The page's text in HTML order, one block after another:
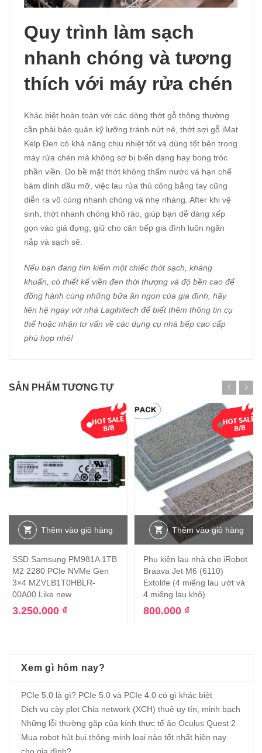
Quy trình làm sạch
nhanh chóng và tương
thích với máy rửa chén
Khác biệt hoàn toàn với các dòng thớt gỗ thông thường
cần phải bảo quản kỹ lưỡng tránh nứt nẻ, thớt sợi gỗ iMat
Kelp Đen có khả năng chịu nhiệt tốt và dùng tốt bên trong
máy rửa chén mà không sợ bị biến dạng hay bong tróc
phần viền. Do bề mặt thớt không thấm nước và hạn chế
bám dính dầu mỡ, việc lau rửa thủ công bằng tay cũng
diễn ra vô cùng nhanh chóng và nhẹ nhàng. After khi vệ
sinh, thớt nhanh chóng khô ráo, giúp bạn dễ dàng xếp
gọn vào giá đựng, giữ cho căn bếp gia đình luôn ngăn
nắp và sạch sẽ.
Nếu bạn đang tìm kiếm một chiếc thớt sạch, kháng
khuẩn, có thiết kế viền đen thời thượng và độ bền cao để
đồng hành cùng những bữa ăn ngon của gia đình, hãy
liên hệ ngay với nhà Lagihitech để biết thêm thông tin cụ
thể hoặc nhận tư vấn về các dụng cụ nhà bếp cao cấp
phù hợp nhé!
SẢN PHẨM TƯƠNG TỰ
Thêm vào giỏ hàng
SSD Samsung PM981A 1TB
M2 2280 PCIe NVMe Gen
3×4 MZVLB1T0HBLR-
00A00 Like new
3.250.000 ₫
Thêm vào giỏ hàng
Phụ kiện lau nhà cho iRobot
Braava Jet M6 (6110)
Extolife (4 miếng lau ướt và
4 miếng lau khô)
800.000 ₫
Xem gì hôm nay?
PCIe 5.0 là gì? PCIe 5.0 và PCIe 4.0 có gì khác biệt
Dịch vụ cày plot Chia network (XCH) thuê uy tín, minh bạch
Những lỗi thường gặp của kính thực tế ảo Oculus Quest 2
Mua robot hút bụi thông minh loại nào tốt nhất hiện nay